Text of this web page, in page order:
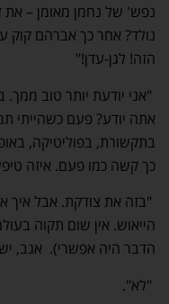
נפש' של נחמן מאומן – את
נולד? אחר כך אברהם קוק
הזה! לגן-עדן!"
"אני יודעת יותר טוב ממך.
אתה יודע? פעם כשהייתי
בתקשורת, בפוליטיקה,
כך קשה כמו פעם. איזה
"בזה את צודקת. אבל איך
הייאוש. אין שום תקוה
הדבר היה אפשרי). אגב,
"לא".